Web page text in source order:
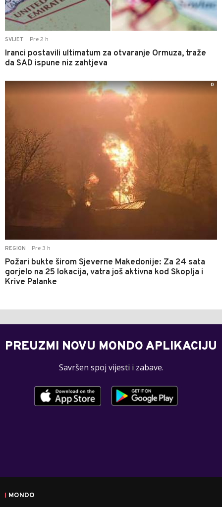
SVIJET Pre 2 h
Iranci postavili ultimatum za otvaranje Ormuza, traže
da SAD ispune niz zahtjeva
REGION Pre 3 h
Požari bukte širom Sjeverne Makedonije: Za 24 sata
gorjelo na 25 lokacija, vatra još aktivna kod Skoplja i
Krive Palanke
0
PREUZMI NOVU MONDO APLIKACIJU
Savršen spoj vijesti i zabave.
MONDO